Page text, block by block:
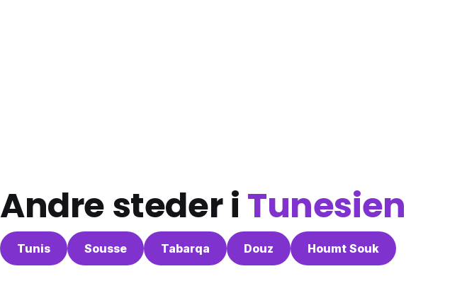
Andre steder iTunesien
Tunis Sousse Tabarqa Douz Houmt Souk